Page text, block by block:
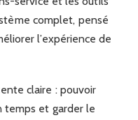
complet, pensé
l’expérience de
claire : pouvoir
temps et garder le